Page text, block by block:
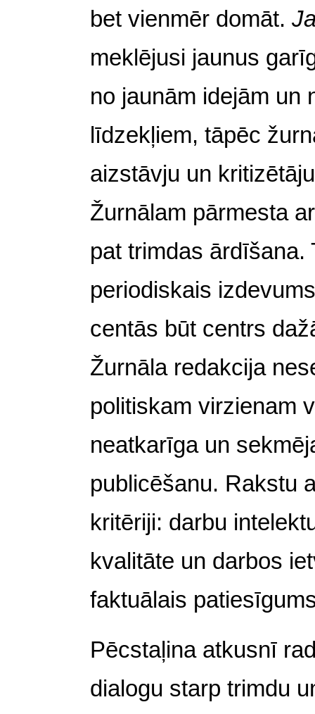
bet vienmēr domāt.
meklējusi jaunus
no jaunām idejām un
līdzekļiem, tāpēc
aizstāvju un
Žurnālam pārmesta
pat trimdas ārdīšana.
periodiskais
centās būt centrs
Žurnāla redakcija
politiskam virzienam
neatkarīga un
publicēšanu. Rakstu
kritēriji: darbu
kvalitāte un darbos
faktuālais
Pēcstaļina atkusnī
dialogu starp trimdu